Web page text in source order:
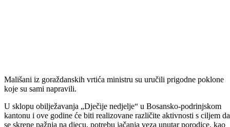
se svi prisjetimo značaja dječijih prava, već je to i šansa da se djeca
dobro zabave. U našem kantonu, mladih do 18 godina ima oko 4.700
što je otprilike 20 posto populacije, a resorna ministarstva BPK-a kroz
niz zakona i podzakonskih akata nastoje u što većoj mjeri podržati
aktivnosti mladih – kazao je resorni ministar Damir Žuga.